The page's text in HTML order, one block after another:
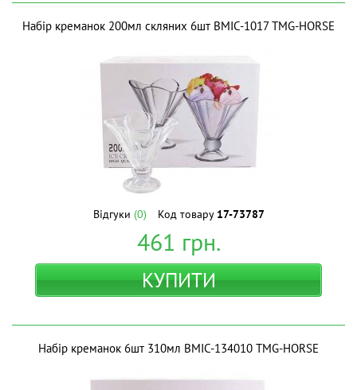
Набір креманок 200мл скляних 6шт BMIC-1017 ТМG-HORSE
Відгуки (0) Код товару 17-73787
461 грн.
КУПИТИ
Набір креманок 6шт 310мл BMIC-134010 ТМG-HORSE